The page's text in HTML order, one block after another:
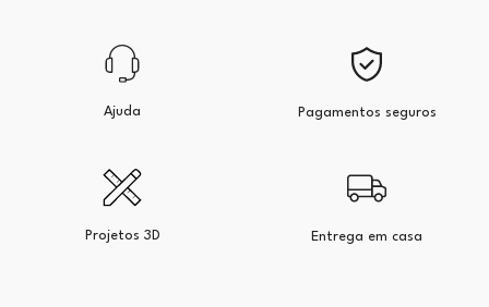
Ajuda Pagamentos seguros
Projetos 3D Entrega em casa